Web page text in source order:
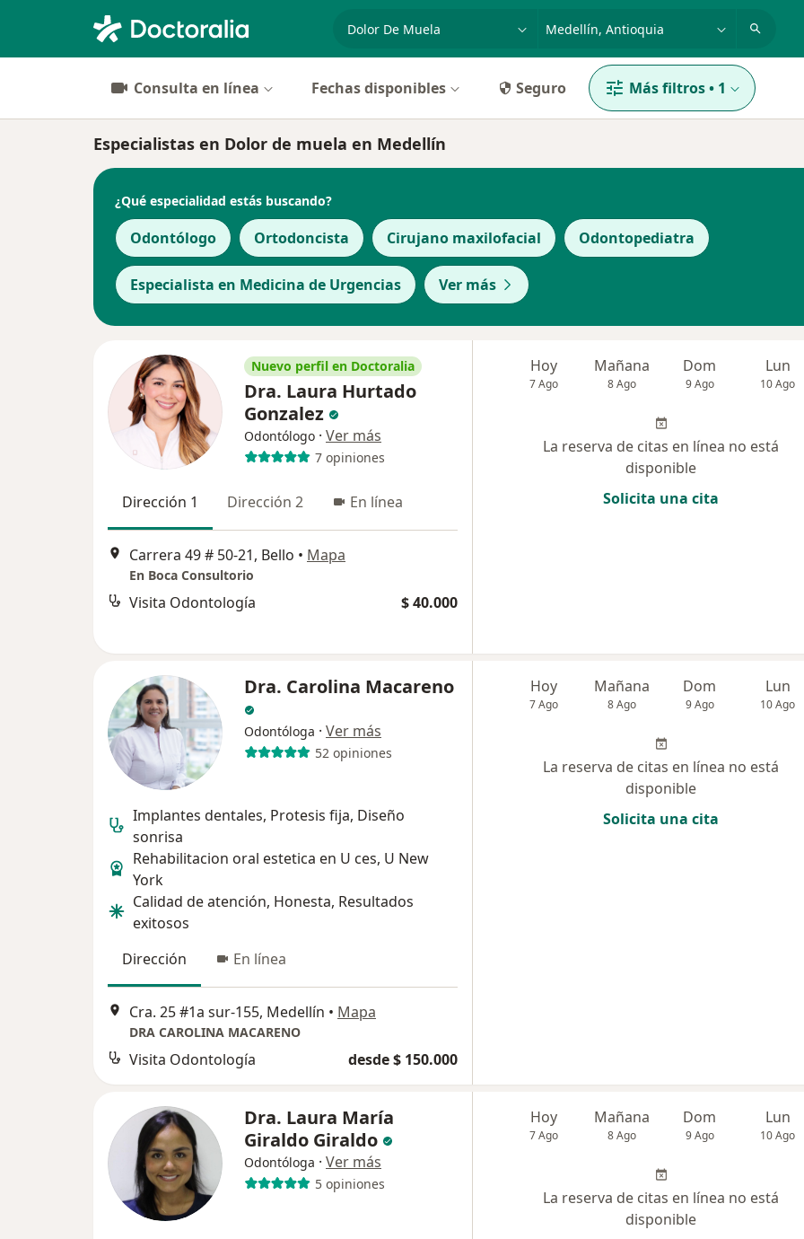
p. ej. Bogotá
Consulta en línea Fechas disponibles Seguro Más filtros• 1
Especialistas en Dolor de muela en Medellín
¿Qué especialidad estás buscando?
Odontólogo Ortodoncista Cirujano maxilofacial Odontopediatra
Especialista en Medicina de Urgencias Ver más
Nuevo perfil en Doctoralia
Dra. Laura Hurtado
Gonzalez
Odontólogo · Ver más
7 opiniones
Dirección 1 Dirección 2 En línea
Carrera 49 # 50-21, Bello • Mapa
En Boca Consultorio
Visita Odontología $ 40.000
Hoy
7 Ago
Mañana
8 Ago
Dom
9 Ago
Lun
10 Ago
La reserva de citas en línea no está
disponible
Solicita una cita
Dra. Carolina Macareno
Odontóloga · Ver más
52 opiniones
Implantes dentales, Protesis fija, Diseño
sonrisa
Rehabilitacion oral estetica en U ces, U New
York
Calidad de atención, Honesta, Resultados
exitosos
Dirección
En línea
Cra. 25 #1a sur-155, Medellín • Mapa
DRA CAROLINA MACARENO
Visita Odontología desde $ 150.000
Hoy
7 Ago
Mañana
8 Ago
Dom
9 Ago
Lun
10 Ago
La reserva de citas en línea no está
disponible
Solicita una cita
Dra. Laura María
Giraldo Giraldo
Odontóloga · Ver más
5 opiniones
Hoy
7 Ago
Mañana
8 Ago
Dom
9 Ago
Lun
10 Ago
La reserva de citas en línea no está
disponible